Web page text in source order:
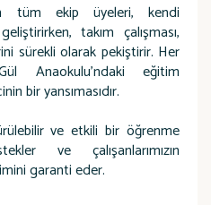
tüm ekip üyeleri, kendi
takım çalışması,
sürekli olarak pekiştirir. Her
Anaokulu’ndaki eğitim
bir yansımasıdır.
ve etkili bir öğrenme
ve çalışanlarımızın
garanti eder.